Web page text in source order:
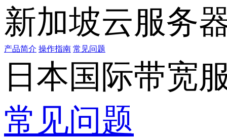
新加坡云服务
产品简介 操作指南 常见问题
日本国际带宽
常见问题